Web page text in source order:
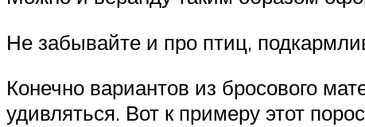
Не забывайте и про птиц,
Конечно вариантов из бросового
удивляться. Вот к примеру этот